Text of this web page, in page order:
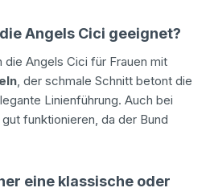
Angels Cici geeignet?
Angels Cici für Frauen mit
, der schmale Schnitt betont die
Linienführung. Auch bei
funktionieren, da der Bund
eine klassische oder